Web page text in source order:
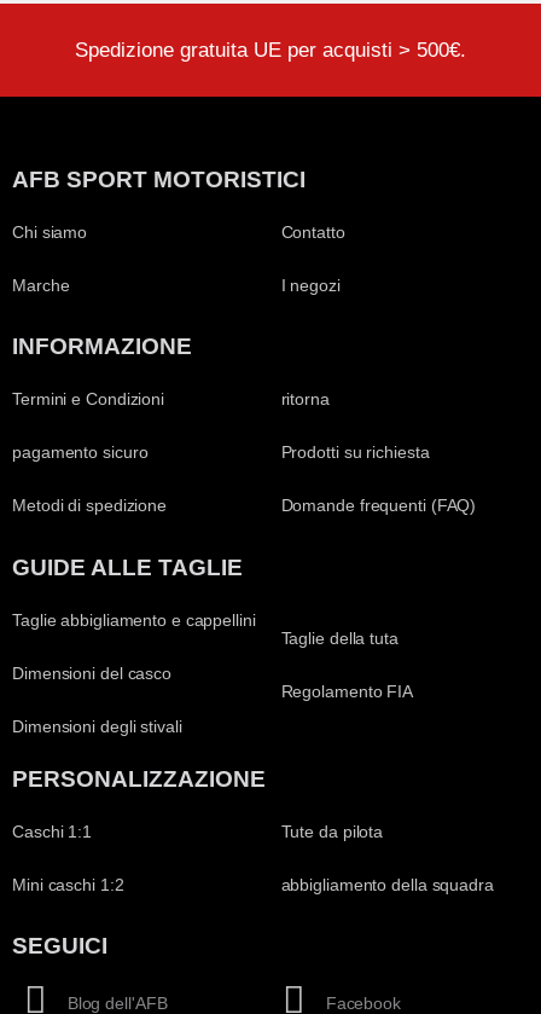
Spedizione gratuita UE per acquisti > 500€.
AFB SPORT MOTORISTICI
Chi siamo
Marche
Contatto
I negozi
INFORMAZIONE
Termini e Condizioni
pagamento sicuro
Metodi di spedizione
ritorna
Prodotti su richiesta
Domande frequenti (FAQ)
GUIDE ALLE TAGLIE
Taglie abbigliamento e cappellini
Dimensioni del casco
Dimensioni degli stivali
Taglie della tuta
Regolamento FIA
PERSONALIZZAZIONE
Caschi 1:1
Mini caschi 1:2
Tute da pilota
abbigliamento della squadra
SEGUICI
Blog dell'AFB Facebook